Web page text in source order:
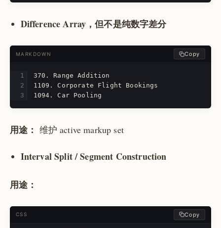
Difference Array，但不是纯数字差分
MARKDOWN Copy
370.
Range Addition
1109.
Corporate Flight Bookings
1094.
Car Pooling
用途： 维护 active markup set
Interval Split / Segment Construction
用途：
CSS Copy